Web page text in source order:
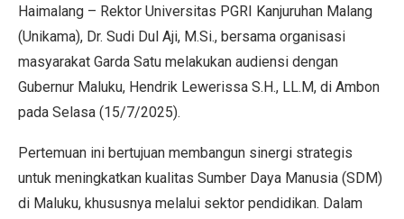
Haimalang – Rektor Universitas PGRI Kanjuruhan Malang
(Unikama), Dr. Sudi Dul Aji, M.Si., bersama organisasi
masyarakat Garda Satu melakukan audiensi dengan
Gubernur Maluku, Hendrik Lewerissa S.H., LL.M, di Ambon
pada Selasa (15/7/2025).
Pertemuan ini bertujuan membangun sinergi strategis
untuk meningkatkan kualitas Sumber Daya Manusia (SDM)
di Maluku, khususnya melalui sektor pendidikan. Dalam